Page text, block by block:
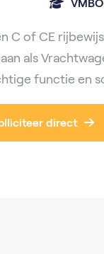
VMBO
C of CE
als
functie en
direct